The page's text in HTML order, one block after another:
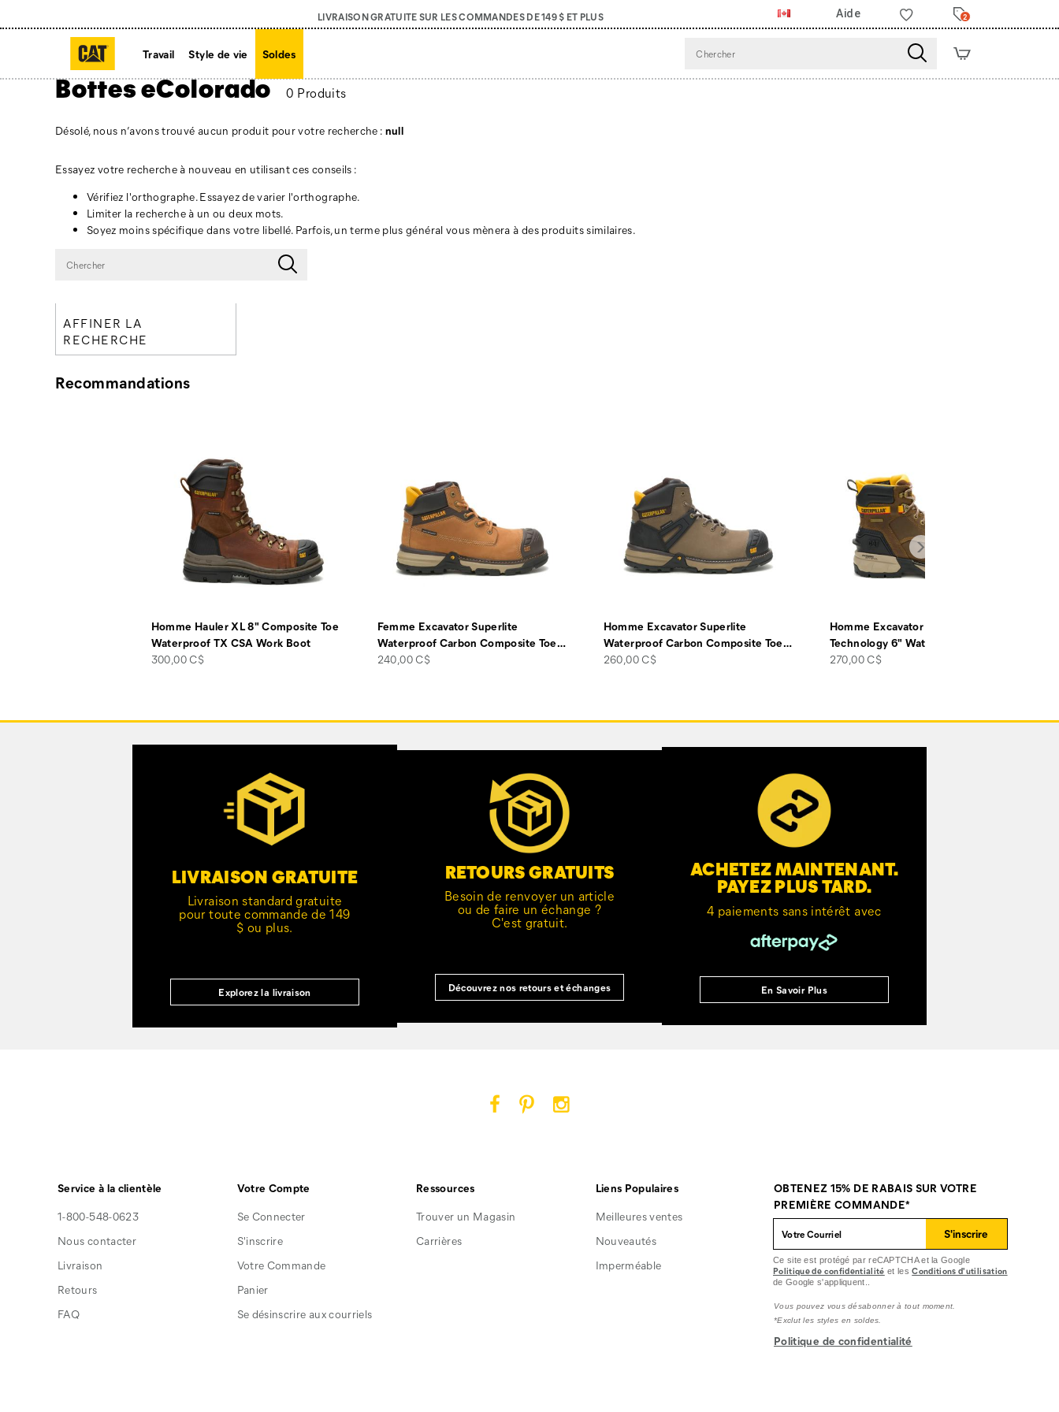
LIVRAISON GRATUITE SUR LES COMMANDES DE 149 $ ET PLUS Aide 2
Travail Style de vie Soldes
Bottes eColorado 0 Produits
Désolé, nous n’avons trouvé aucun produit pour votre recherche : null
Essayez votre recherche à nouveau en utilisant ces conseils :
Vérifiez l'orthographe. Essayez de varier l'orthographe.
Limiter la recherche à un ou deux mots.
Soyez moins spécifique dans votre libellé. Parfois, un terme plus général vous mènera à des produits similaires.
AFFINER LA
RECHERCHE
Recommandations
Homme Hauler XL 8" Composite Toe
Waterproof TX CSA Work Boot
price
300,00 C$
Femme Excavator Superlite
Waterproof Carbon Composite Toe…
price
240,00 C$
Homme Excavator Superlite
Waterproof Carbon Composite Toe…
price
260,00 C$
Homme Excavator ft Power Spring™
Technology 6" Waterproof
price
270,00 C$
vers
LIVRAISON GRATUITE
Livraison standard gratuite
pour toute commande de 149
$ ou plus.
Explorez la livraison
RETOURS GRATUITS
Besoin de renvoyer un article
ou de faire un échange ?
C'est gratuit.
Découvrez nos retours et échanges
ACHETEZ MAINTENANT.
PAYEZ PLUS TARD.
4 paiements sans intérêt avec
En Savoir Plus
Service à la clientèle
1-800-548-0623
Nous contacter
Livraison
Retours
FAQ
Votre Compte
Se Connecter
S'inscrire
Votre Commande
Panier
Se désinscrire aux courriels
Ressources
Trouver un Magasin
Carrières
Liens Populaires
Meilleures ventes
Nouveautés
Imperméable
OBTENEZ 15% DE RABAIS SUR VOTRE
PREMIÈRE COMMANDE*
S'inscrire
Ce site est protégé par reCAPTCHA et la Google
Politique de confidentialité et lesConditions d'utilisation
de Google s'appliquent..
Vous pouvez vous désabonner à tout moment.
*Exclut les styles en soldes.
Politique de confidentialité